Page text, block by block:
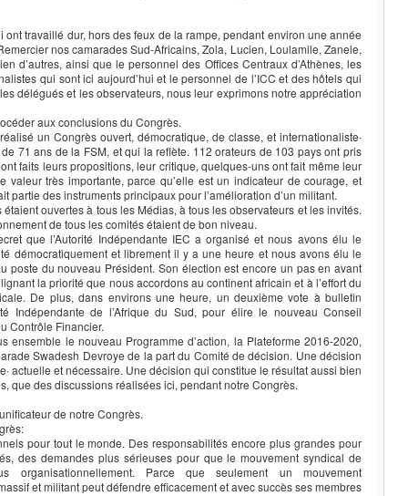
travaillé dur, hors des feux de la rampe, pendant environ une année
nos camarades Sud-Africains, Zola, Lucien, Loulamile, Zanele,
d’autres, ainsi que le personnel des Offices Centraux d’Athènes, les
qui sont ici aujourd’hui et le personnel de l’ICC et des hôtels qui
délégués et les observateurs, nous leur exprimons notre appréciation
aux conclusions du Congrès.
un Congrès ouvert, démocratique, de classe, et internationaliste∙
71 ans de la FSM, et qui la reflète. 112 orateurs de 103 pays ont pris
faits leurs propositions, leur critique, quelques-uns ont fait même leur
valeur très importante, parce qu’elle est un indicateur de courage, et
partie des instruments principaux pour l’amélioration d’un militant.
ouvertes à tous les Médias, à tous les observateurs et les invités.
de tous les comités étaient de bon niveau.
que l’Autorité Indépendante IEC a organisé et nous avons élu le
démocratiquement et librement il y a une heure et nous avons élu le
poste du nouveau Président. Son élection est encore un pas en avant
la priorité que nous accordons au continent africain et à l’effort du
De plus, dans environs une heure, un deuxième vote à bulletin
Indépendante de l’Afrique du Sud, pour élire le nouveau Conseil
Contrôle Financier.
ensemble le nouveau Programme d’action, la Plateforme 2016-2020,
Swadesh Devroye de la part du Comité de décision. Une décision
actuelle et nécessaire. Une décision qui constitue le résultat aussi bien
que des discussions réalisées ici, pendant notre Congrès.
de notre Congrès.
pour tout le monde. Des responsabilités encore plus grandes pour
des demandes plus sérieuses pour que le mouvement syndical de
organisationnellement. Parce que seulement un mouvement
et militant peut défendre efficacement et avec succès ses membres